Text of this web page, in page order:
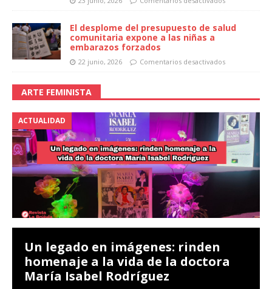
El desplome del presupuesto de salud
comunitaria expone a las niñas a
embarazos forzados
22 junio, 2026 Comentarios desactivados
ARTE FEMINISTA
ACTUALIDAD
Un legado en imágenes: rinden
homenaje a la vida de la doctora
María Isabel Rodríguez